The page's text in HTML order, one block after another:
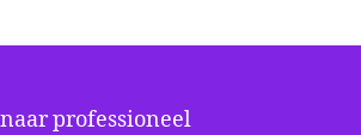
professioneel